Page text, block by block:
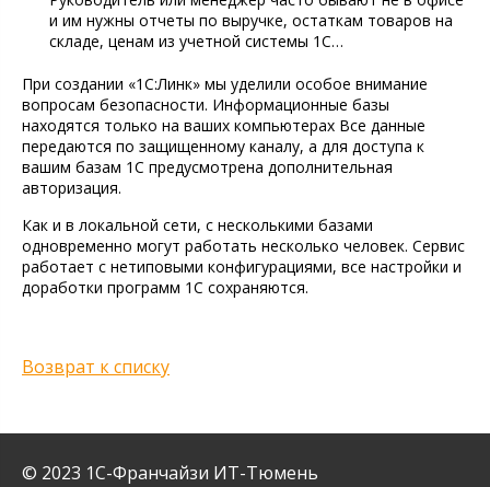
и им нужны отчеты по выручке, остаткам товаров на
складе, ценам из учетной системы 1С…
При создании «1С:Линк» мы уделили особое внимание
вопросам безопасности. Информационные базы
находятся только на ваших компьютерах Все данные
передаются по защищенному каналу, а для доступа к
вашим базам 1С предусмотрена дополнительная
авторизация.
Как и в локальной сети, с несколькими базами
одновременно могут работать несколько человек. Сервис
работает с нетиповыми конфигурациями, все настройки и
доработки программ 1С сохраняются.
Возврат к списку
© 2023 1С-Франчайзи ИТ-Тюмень